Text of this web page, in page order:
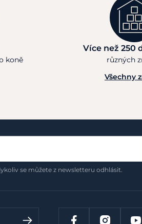
koně
Více než 250
různých
Všechny
se můžete z newsletteru odhlásit.